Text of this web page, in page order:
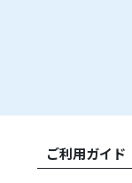
ご利用ガイド